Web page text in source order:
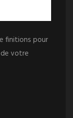
finitions pour
votre